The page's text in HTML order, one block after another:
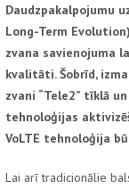
Daudzpakalpojumu
Long-Term
zvana savienojuma
kvalitāti. Šobrīd,
zvani “Tele2” tīklā
tehnoloģijas
VoLTE tehnoloģija
Lai arī tradicionālie